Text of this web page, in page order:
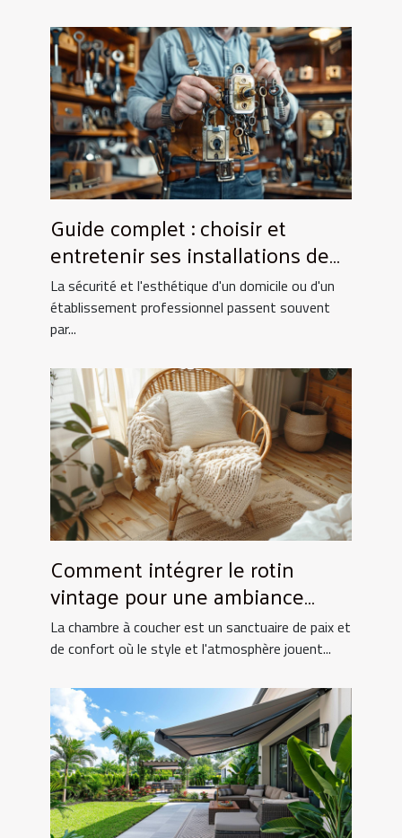
Guide complet : choisir et
entretenir ses installations de
fermeture
La sécurité et l'esthétique d'un domicile ou d'un
établissement professionnel passent souvent
par...
Comment intégrer le rotin
vintage pour une ambiance
chaleureuse en chambre
La chambre à coucher est un sanctuaire de paix et
de confort où le style et l'atmosphère jouent...